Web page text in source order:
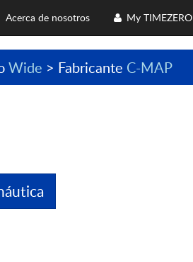
My TIMEZERO
Acerca de nosotros
Wide > Fabricante C-MAP